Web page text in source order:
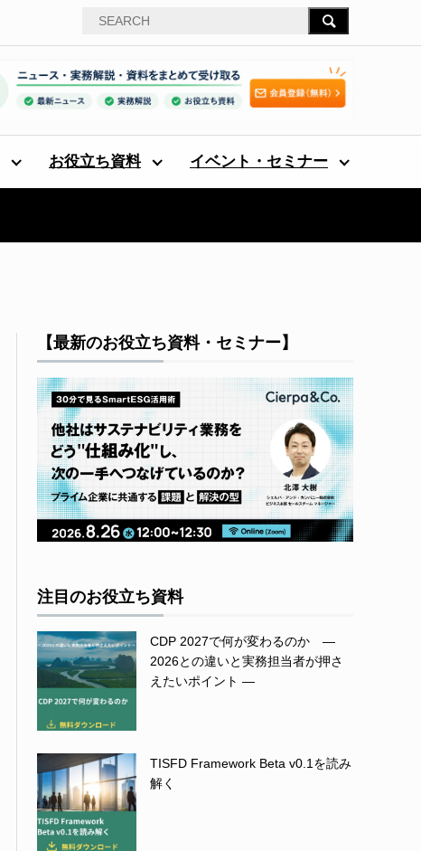
お役立ち資料 イベント・セミナー
【最新のお役立ち資料・セミナー】
注目のお役立ち資料
CDP 2027で何が変わるのか ―
2026との違いと実務担当者が押さ
えたいポイント ―
TISFD Framework Beta v0.1を読み
解く